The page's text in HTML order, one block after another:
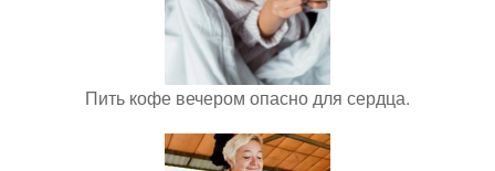
Пить кофе вечером опасно для сердца.